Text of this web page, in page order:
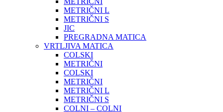
METRIČNI L
METRIČNI S
JIC
PREGRADNA MATICA
VRTLJIVA MATICA
COLSKI
METRIČNI
COLSKI
METRIČNI
METRIČNI L
METRIČNI S
COLNI – COLNI